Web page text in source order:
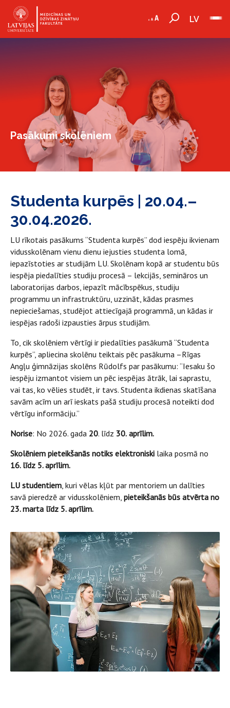
LV
Pasākumi skolēniem
Studenta kurpēs | 20.04.–
30.04.2026.
LU rīkotais pasākums “Studenta kurpēs” dod iespēju ikvienam
vidusskolēnam vienu dienu iejusties studenta lomā,
iepazīstoties ar studijām LU. Skolēnam kopā ar studentu būs
iespēja piedalīties studiju procesā – lekcijās, semināros un
laboratorijas darbos, iepazīt mācībspēkus, studiju
programmu un infrastruktūru, uzzināt, kādas prasmes
nepieciešamas, studējot attiecīgajā programmā, un kādas ir
iespējas radoši izpausties ārpus studijām.
To, cik skolēniem vērtīgi ir piedalīties pasākumā “Studenta
kurpēs”, apliecina skolēnu teiktais pēc pasākuma –Rīgas
Angļu ģimnāzijas skolēns Rūdolfs par pasākumu: “Iesaku šo
iespēju izmantot visiem un pēc iespējas ātrāk, lai saprastu,
vai tas, ko vēlies studēt, ir tavs. Studenta ikdienas skatīšana
savām acīm un arī ieskats pašā studiju procesā noteikti dod
vērtīgu informāciju.”
Norise: No 2026. gada 20. līdz 30. aprīlim.
Skolēniem pieteikšanās notiks elektroniski laika posmā no
16. līdz 5. aprīlim.
LU studentiem, kuri vēlas kļūt par mentoriem un dalīties
savā pieredzē ar vidusskolēniem, pieteikšanās būs atvērta no
23. marta līdz 5. aprīlim.